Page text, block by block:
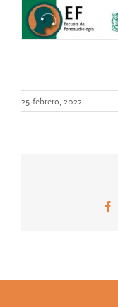
25 febrero, 2022